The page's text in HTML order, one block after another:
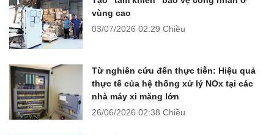
vùng cao
03/07/2026 02:29 Chiều
Từ nghiên cứu đến thực tiễn: Hiệu quả
thực tế của hệ thống xử lý NOx tại các
nhà máy xi măng lớn
26/06/2026 02:38 Chiều